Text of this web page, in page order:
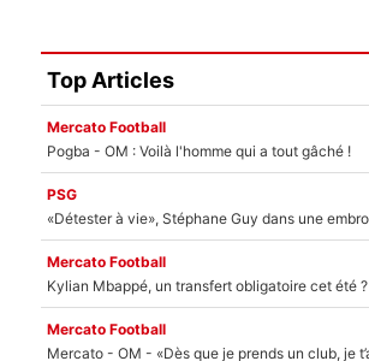
Top Articles
Mercato Football
Pogba - OM : Voilà l'homme qui a tout gâché !
PSG
Mercato Football
Kylian Mbappé, un transfert obligatoire cet été ?
Mercato Football